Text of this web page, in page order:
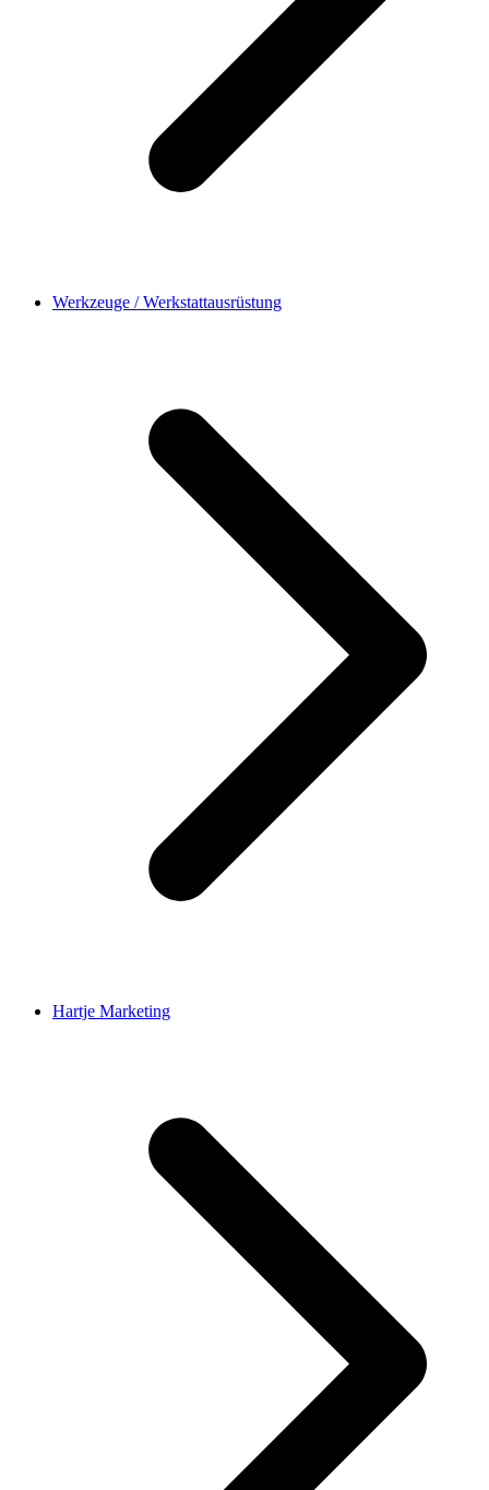
Werkzeuge / Werkstattausrüstung
Hartje Marketing